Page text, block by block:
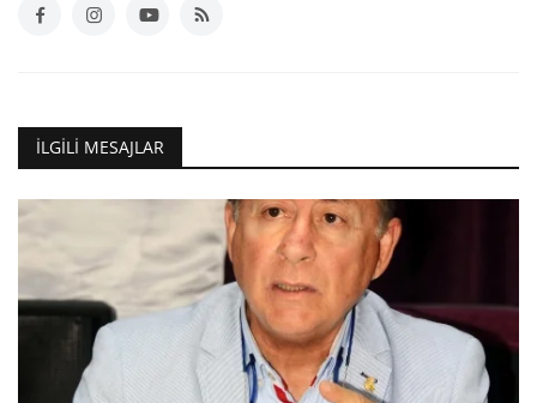
İLGILI MESAJLAR